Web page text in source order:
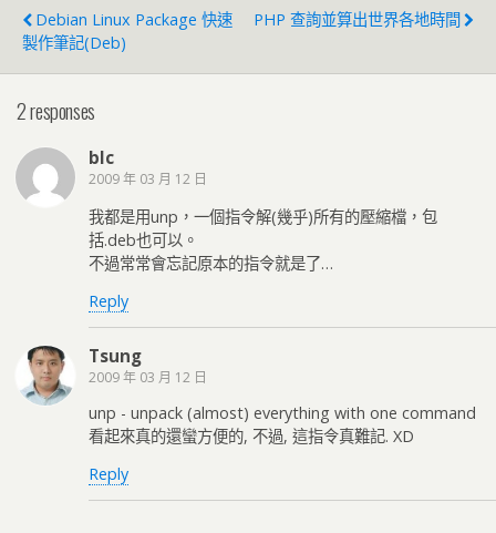
Debian Linux Package 快速
製作筆記(deb)
PHP 查詢並算出世界各地時間
2 responses
blc
2009 年 03 月 12 日
我都是用unp，一個指令解(幾乎)所有的壓縮檔，包
括.deb也可以。
不過常常會忘記原本的指令就是了…
Reply
Tsung
2009 年 03 月 12 日
unp - unpack (almost) everything with one command
看起來真的還蠻方便的, 不過, 這指令真難記. XD
Reply